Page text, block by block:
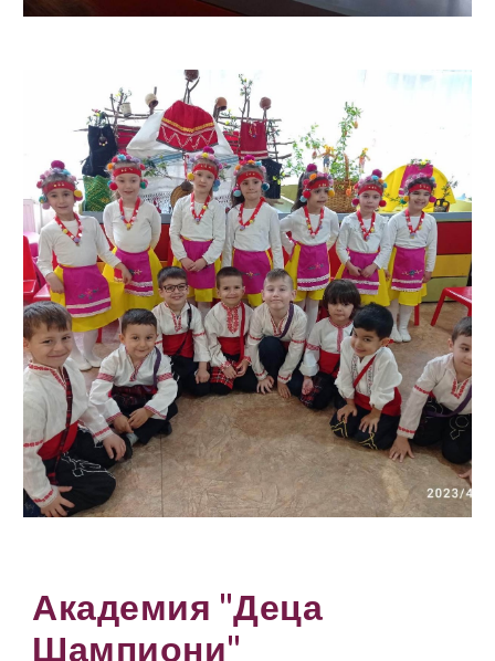
Академия "Деца
Шампиони"